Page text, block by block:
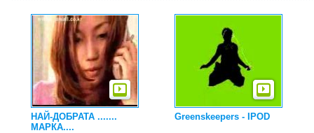
НАЙ-ДОБРАТА .......
МАРКА....
Greenskeepers - IPOD